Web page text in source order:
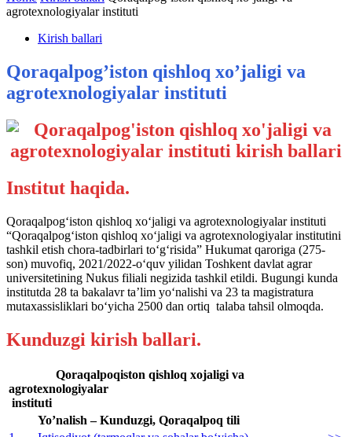
agrotexnologiyalar instituti
Kirish ballari
Qoraqalpog’iston qishloq xo’jaligi va
agrotexnologiyalar instituti
Institut haqida.
Qoraqalpog‘iston qishloq xo‘jaligi va agrotexnologiyalar instituti
“Qoraqalpog‘iston qishloq xo‘jaligi va agrotexnologiyalar institutini
tashkil etish chora-tadbirlari to‘g‘risida” Hukumat qaroriga (275-
son) muvofiq, 2021/2022-o‘quv yilidan Toshkent davlat agrar
universitetining Nukus filiali negizida tashkil etildi. Bugungi kunda
institutda 28 ta bakalavr taʼlim yo‘nalishi va 23 ta magistratura
mutaxassisliklari bo‘yicha 2500 dan ortiq talaba tahsil olmoqda.
Kunduzgi kirish ballari.
Qoraqalpoqiston qishloq xojaligi va
agrotexnologiyalar
instituti
Yo’nalish – Kunduzgi, Qoraqalpoq tili